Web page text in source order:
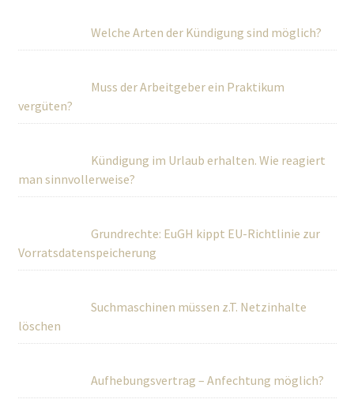
Welche Arten der Kündigung sind möglich?
Muss der Arbeitgeber ein Praktikum
vergüten?
Kündigung im Urlaub erhalten. Wie reagiert
man sinnvollerweise?
Grundrechte: EuGH kippt EU-Richtlinie zur
Vorratsdatenspeicherung
Suchmaschinen müssen z.T. Netzinhalte
löschen
Aufhebungsvertrag – Anfechtung möglich?